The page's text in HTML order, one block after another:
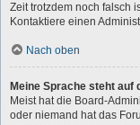
Zeit trotzdem noch falsch
Kontaktiere einen
Nach oben
Meine Sprache steht auf
Meist hat die Board-
oder niemand hat das